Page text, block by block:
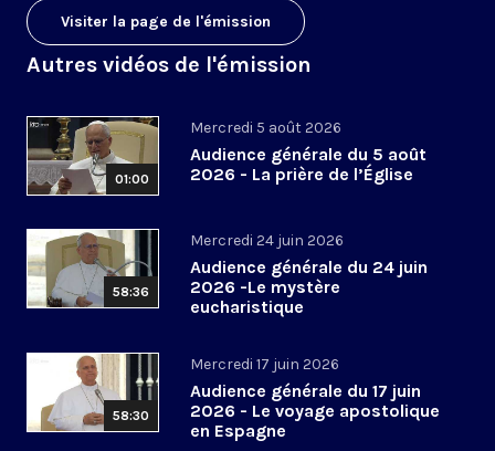
Visiter la page de l'émission
Autres vidéos de l'émission
01:00
Mercredi 5 août 2026
Audience générale du 5 août
2026 - La prière de l’Église
58:36
Mercredi 24 juin 2026
Audience générale du 24 juin
2026 -Le mystère
eucharistique
58:30
Mercredi 17 juin 2026
Audience générale du 17 juin
2026 - Le voyage apostolique
en Espagne